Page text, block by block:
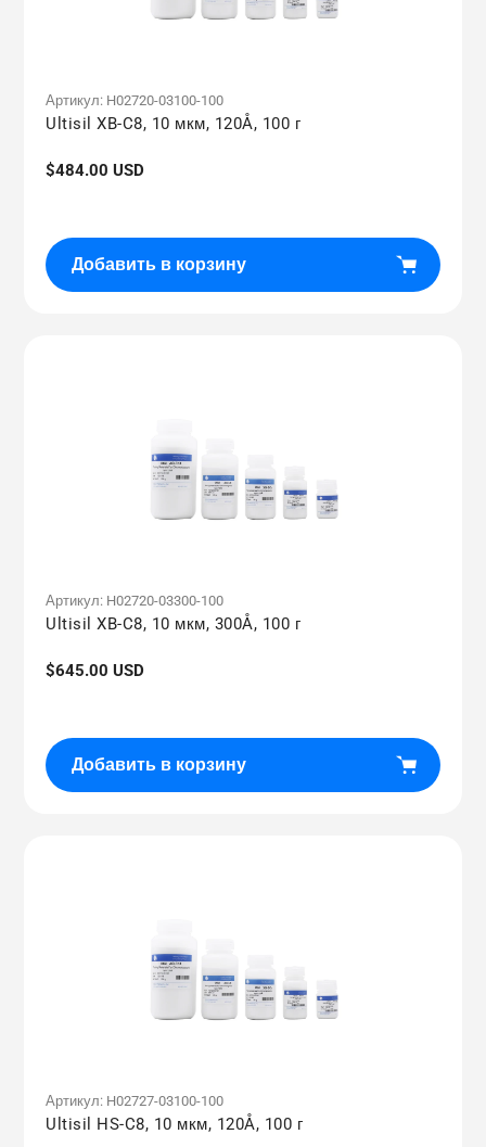
Артикул: H02720-03100-100
Ultisil XB-C8, 10 мкм, 120Å, 100 г
Обычная
$484.00 USD
Добавить в корзину
Артикул: H02720-03300-100
Ultisil XB-C8, 10 мкм, 300Å, 100 г
Обычная
$645.00 USD
Добавить в корзину
Артикул: H02727-03100-100
Ultisil HS-C8, 10 мкм, 120Å, 100 г